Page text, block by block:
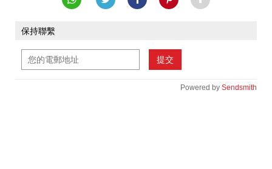
保持聯繫
提交
Powered by Sendsmith